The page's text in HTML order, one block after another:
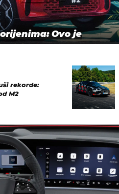
Ovo je
rekorde:
M2